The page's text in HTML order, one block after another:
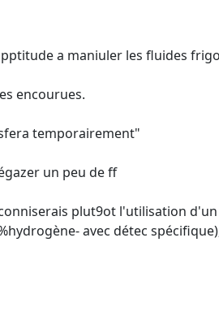
a maniuler les fluides frigo
encourues.
temporairement"
un peu de ff
plut9ot l'utilisation
avec détec